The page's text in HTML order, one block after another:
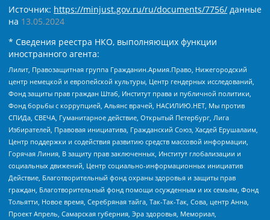
Источник: https://minjust.gov.ru/ru/documents/7756/ данные
на 13.05.2024
* Сведения реестра НКО, выполняющих функции
иностранного агента:
Лилит, Правозащитная группа Гражданин.Армия.Право, Нижегородский
центр немецкой и европейской культуры, Центр гендерных исследований,
Фонд защиты прав граждан Штаб, Институт права и публичной политики,
Фонд борьбы с коррупцией, Альянс врачей, НАСИЛИЮ.НЕТ, Мы против
СПИДа, СВЕЧА, Гуманитарное действие, Открытый Петербург, Лига
Избирателей, Правовая инициатива, Гражданский Союз, Хасдей Ерушалаим,
Центр поддержки и содействия развитию средств массовой информации,
Горячая Линия, В защиту прав заключенных, Институт глобализации и
социальных движений, Центр социально-информационных инициатив
Действие, Благотворительный фонд охраны здоровья и защиты прав
граждан, Благотворительный фонд помощи осужденным и их семьям, Фонд
Тольятти, Новое время, Серебряная тайга, Так-Так-Так, Сова, центр Анна,
Проект Апрель, Самарская губерния, Эра здоровья, Мемориал,